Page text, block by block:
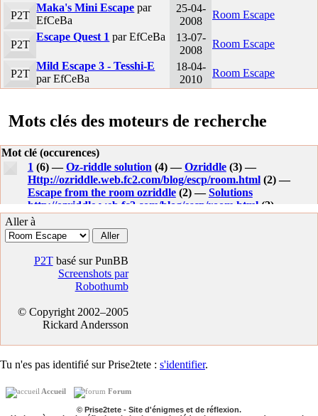
P2T
Maka's Mini Escape par
EfCeBa
25-04-
2008
Room Escape
P2T
Escape Quest 1 par EfCeBa
13-07-
2008
Room Escape
P2T
Mild Escape 3 - Tesshi-E
par EfCeBa
18-04-
2010
Room Escape
Mots clés des moteurs de recherche
Mot clé (occurences)
1 (6) —Oz-riddle solution (4) —Ozriddle(3) —
Http://ozriddle.web.fc2.com/blog/escp/room.html(2) —
Escape from the room ozriddle(2) —Solutions
http://ozriddle.web.fc2.com/blog/escp/room.html(2) —
Http://ozriddle.web.fc2.com/blog/escp/room.html solution
—Jeu personal shopper a telecharger
ozriddle entrange of escp r 7
Http://ozriddle.web.fc2.com solution
(1) — Ozriddle fc2(1) —
Aller à
P2Tbasé sur PunBB
Screenshots par
Robothumb
© Copyright 2002–2005
Rickard Andersson
Tu n'es pas identifié sur Prise2tete : s'identifier.
Accueil Forum
© Prise2tete - Site d'énigmes et de réflexion.